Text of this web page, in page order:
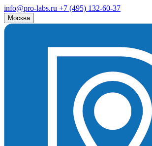
info@pro-labs.ru +7 (495) 132-60-37
Москва